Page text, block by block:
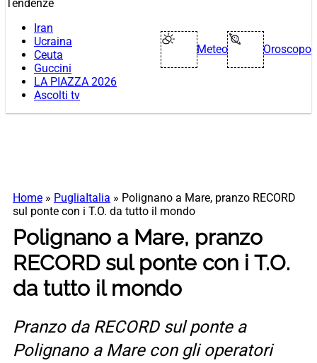
Tendenze
Iran
Ucraina
Ceuta
Guccini
LA PIAZZA 2026
Ascolti tv
Meteo Oroscopo
Home » PugliaItalia » Polignano a Mare, pranzo RECORD
sul ponte con i T.O. da tutto il mondo
Polignano a Mare, pranzo
RECORD sul ponte con i T.O.
da tutto il mondo
Pranzo da RECORD sul ponte a
Polignano a Mare con gli operatori